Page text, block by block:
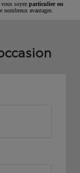
soyez particulier ou
nombreux avantages.